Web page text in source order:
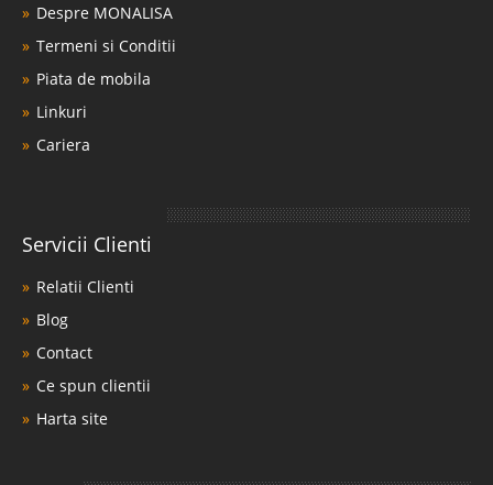
Despre MONALISA
Termeni si Conditii
Piata de mobila
Linkuri
Cariera
Servicii Clienti
Relatii Clienti
Blog
Contact
Ce spun clientii
Harta site